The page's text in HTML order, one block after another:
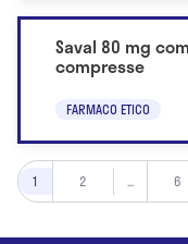
Saval 80 mg
compresse
FARMACO ETICO
1 2 ... 6